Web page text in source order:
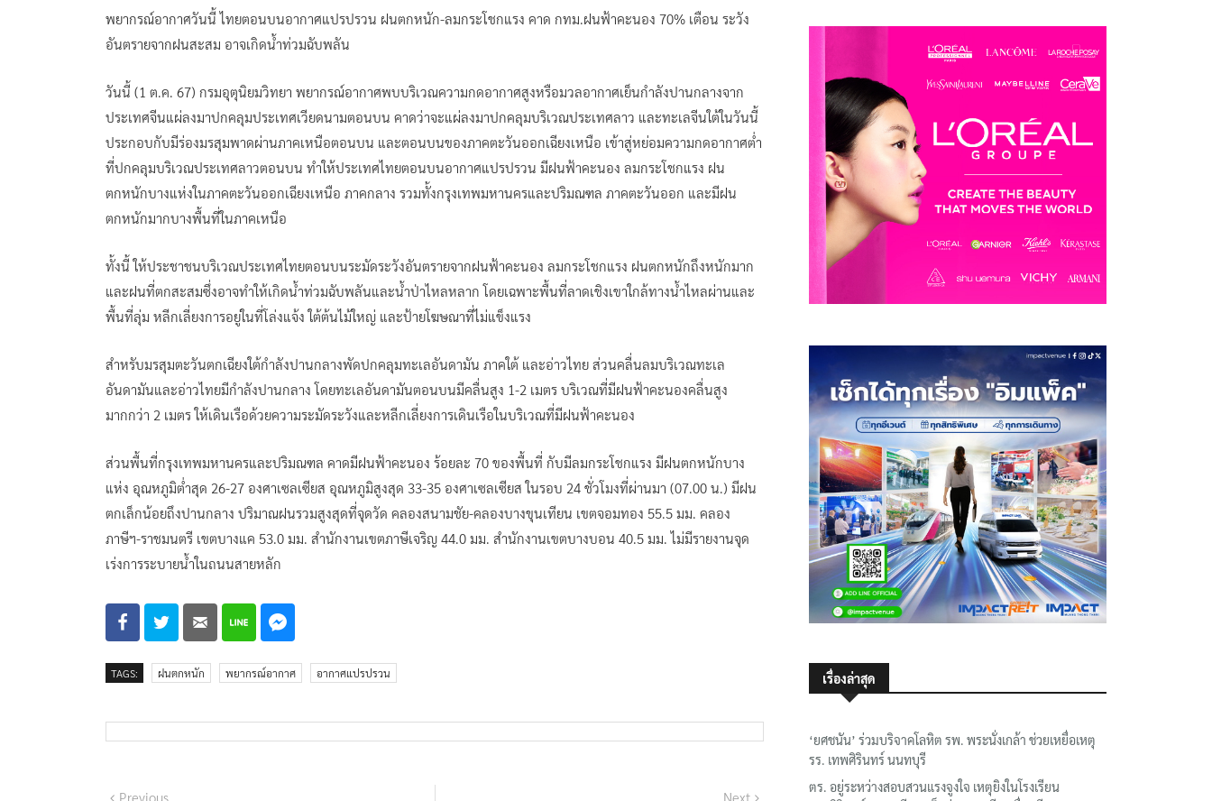
พยากรณ์อากาศวันนี้ ไทยตอนบนอากาศแปรปรวน ฝนตกหนัก-ลมกระโชกแรง คาด กทม.ฝนฟ้าคะนอง 70% เตือน ระวัง
อันตรายจากฝนสะสม อาจเกิดน้ำท่วมฉับพลัน
วันนี้ (1 ต.ค. 67) กรมอุตุนิยมวิทยา พยากรณ์อากาศพบบริเวณความกดอากาศสูงหรือมวลอากาศเย็นกำลังปานกลางจาก
ประเทศจีนแผ่ลงมาปกคลุมประเทศเวียดนามตอนบน คาดว่าจะแผ่ลงมาปกคลุมบริเวณประเทศลาว และทะเลจีนใต้ในวันนี้
ประกอบกับมีร่องมรสุมพาดผ่านภาคเหนือตอนบน และตอนบนของภาคตะวันออกเฉียงเหนือ เข้าสู่หย่อมความกดอากาศต่ำ
ที่ปกคลุมบริเวณประเทศลาวตอนบน ทำให้ประเทศไทยตอนบนอากาศแปรปรวน มีฝนฟ้าคะนอง ลมกระโชกแรง ฝน
ตกหนักบางแห่งในภาคตะวันออกเฉียงเหนือ ภาคกลาง รวมทั้งกรุงเทพมหานครและปริมณฑล ภาคตะวันออก และมีฝน
ตกหนักมากบางพื้นที่ในภาคเหนือ
ทั้งนี้ ให้ประชาชนบริเวณประเทศไทยตอนบนระมัดระวังอันตรายจากฝนฟ้าคะนอง ลมกระโชกแรง ฝนตกหนักถึงหนักมาก
และฝนที่ตกสะสมซึ่งอาจทำให้เกิดน้ำท่วมฉับพลันและน้ำป่าไหลหลาก โดยเฉพาะพื้นที่ลาดเชิงเขาใกล้ทางน้ำไหลผ่านและ
พื้นที่ลุ่ม หลีกเลี่ยงการอยู่ในที่โล่งแจ้ง ใต้ต้นไม้ใหญ่ และป้ายโฆษณาที่ไม่แข็งแรง
สำหรับมรสุมตะวันตกเฉียงใต้กำลังปานกลางพัดปกคลุมทะเลอันดามัน ภาคใต้ และอ่าวไทย ส่วนคลื่นลมบริเวณทะเล
อันดามันและอ่าวไทยมีกำลังปานกลาง โดยทะเลอันดามันตอนบนมีคลื่นสูง 1-2 เมตร บริเวณที่มีฝนฟ้าคะนองคลื่นสูง
มากกว่า 2 เมตร ให้เดินเรือด้วยความระมัดระวังและหลีกเลี่ยงการเดินเรือในบริเวณที่มีฝนฟ้าคะนอง
ส่วนพื้นที่กรุงเทพมหานครและปริมณฑล คาดมีฝนฟ้าคะนอง ร้อยละ 70 ของพื้นที่ กับมีลมกระโชกแรง มีฝนตกหนักบาง
แห่ง อุณหภูมิต่ำสุด 26-27 องศาเซลเซียส อุณหภูมิสูงสุด 33-35 องศาเซลเซียส ในรอบ 24 ชั่วโมงที่ผ่านมา (07.00 น.) มีฝน
ตกเล็กน้อยถึงปานกลาง ปริมาณฝนรวมสูงสุดที่จุดวัด คลองสนามชัย-คลองบางขุนเทียน เขตจอมทอง 55.5 มม. คลอง
ภาษีฯ-ราชมนตรี เขตบางแค 53.0 มม. สำนักงานเขตภาษีเจริญ 44.0 มม. สำนักงานเขตบางบอน 40.5 มม. ไม่มีรายงานจุด
เร่งการระบายน้ำในถนนสายหลัก
TAGS: ฝนตกหนัก พยากรณ์อากาศ อากาศแปรปรวน
PreviousPrevious
Next
เรื่องล่าสุด
‘ยศชนัน’ ร่วมบริจาคโลหิต รพ. พระนั่งเกล้า ช่วยเหยื่อเหตุ
รร. เทพศิรินทร์ นนทบุรี
ตร. อยู่ระหว่างสอบสวนแรงจูงใจ เหตุยิงในโรงเรียน